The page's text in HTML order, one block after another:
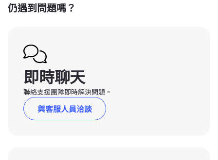
仍遇到問題嗎？
即時聊天
聯絡支援團隊即時解決問題。
與客服人員洽談